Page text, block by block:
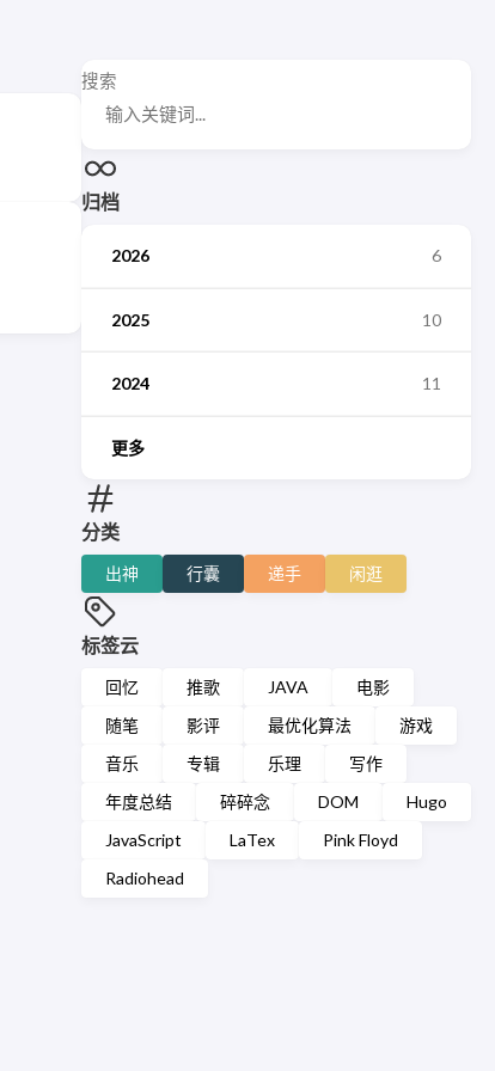
搜索
归档
2026 6
2025 10
2024 11
更多
分类
出神 行囊 递手 闲逛
标签云
回忆 推歌 JAVA
电影
随笔
影评 最优化算法
游戏
音乐
专辑 乐理
写作
年度总结
碎碎念 DOM
Hugo
JavaScript
LaTex
Pink Floyd
Radiohead